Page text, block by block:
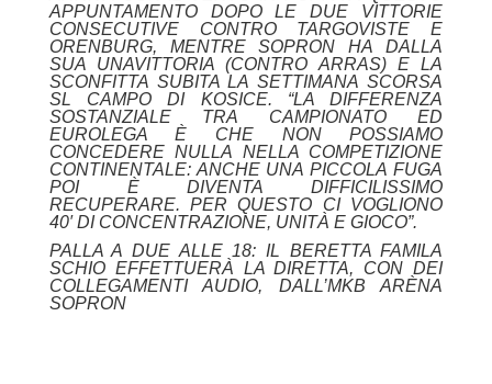
APPUNTAMENTO DOPO LE DUE VITTORIE
CONSECUTIVE CONTRO TARGOVISTE E
ORENBURG, MENTRE SOPRON HA DALLA
SUA UNAVITTORIA (CONTRO ARRAS) E LA
SCONFITTA SUBITA LA SETTIMANA SCORSA
SL CAMPO DI KOSICE. “LA DIFFERENZA
SOSTANZIALE TRA CAMPIONATO ED
EUROLEGA È CHE NON POSSIAMO
CONCEDERE NULLA NELLA COMPETIZIONE
CONTINENTALE: ANCHE UNA PICCOLA FUGA
POI È DIVENTA DIFFICILISSIMO
RECUPERARE. PER QUESTO CI VOGLIONO
40′ DI CONCENTRAZIONE, UNITÀ E GIOCO”.
PALLA A DUE ALLE 18: IL BERETTA FAMILA
SCHIO EFFETTUERÀ LA DIRETTA, CON DEI
COLLEGAMENTI AUDIO, DALL’MKB ARÈNA
SOPRON